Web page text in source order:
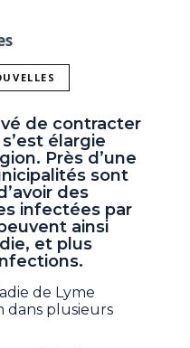
de contracter
élargie
Près d’une
sont
des
infectées par
ainsi
et plus
de Lyme
dans plusieurs